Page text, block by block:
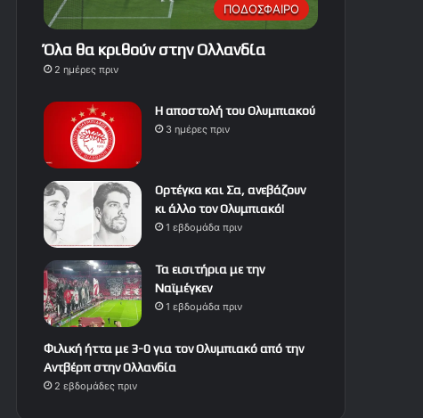
ΠΟΔΟΣΦΑΙΡΟ
Όλα θα κριθούν στην Ολλανδία
2 ημέρες πριν
Η αποστολή του Ολυμπιακού
3 ημέρες πριν
Ορτέγκα και Σα, ανεβάζουν
κι άλλο τον Ολυμπιακό!
1 εβδομάδα πριν
Τα εισιτήρια με την
Ναϊμέγκεν
1 εβδομάδα πριν
Φιλική ήττα με 3-0 για τον Ολυμπιακό από την
Αντβέρπ στην Ολλανδία
2 εβδομάδες πριν